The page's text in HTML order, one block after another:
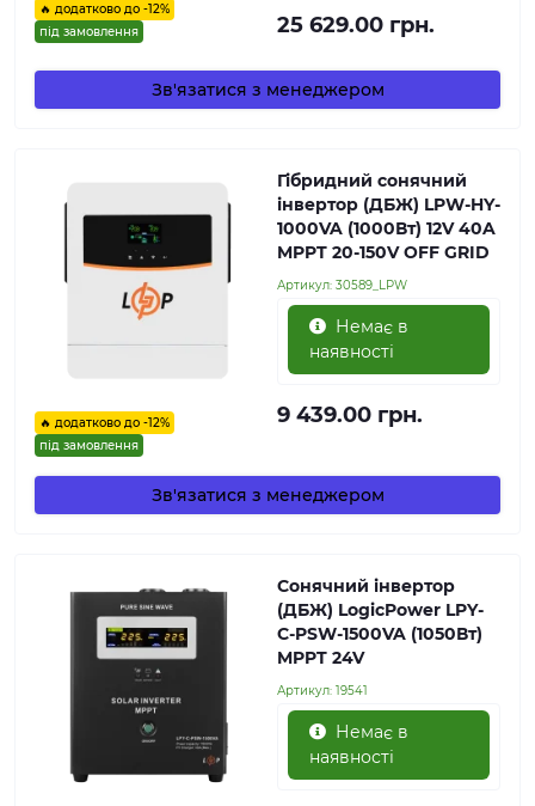
🔥 додатково до -12%
під замовлення
25 629.00 грн.
Зв'язатися з менеджером
🔥 додатково до -12%
під замовлення
Гібридний сонячний
інвертор (ДБЖ) LPW-HY-
1000VA (1000Вт) 12V 40A
MPPT 20-150V OFF GRID
Артикул: 30589_LPW
Немає в
наявності
9 439.00 грн.
Зв'язатися з менеджером
Сонячний інвертор
(ДБЖ) LogicPower LPY-
С-PSW-1500VA (1050Вт)
MPPT 24V
Артикул: 19541
Немає в
наявності